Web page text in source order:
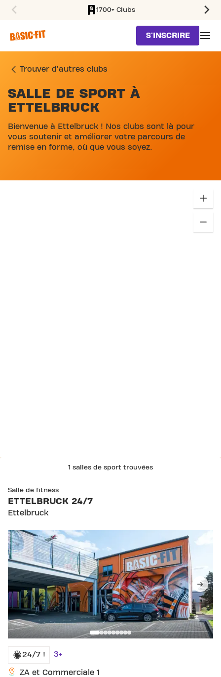
1700+ Clubs
S'INSCRIRE
Trouver d'autres clubs
SALLE DE SPORT À
ETTELBRUCK
Bienvenue à Ettelbruck ! Nos clubs sont là pour
vous soutenir et améliorer votre parcours de
remise en forme, où que vous soyez.
1 salles de sport trouvées
Salle de fitness
ETTELBRUCK 24/7
Ettelbruck
24/7 ! 3+
ZA et Commerciale 1